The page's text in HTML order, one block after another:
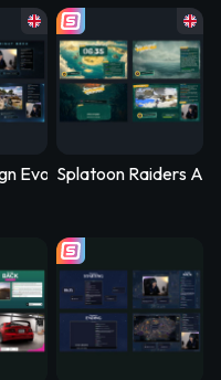
– PalSync
Evolved Animated
Splatoon Raiders